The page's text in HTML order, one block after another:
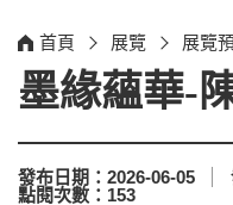
首頁 展覽 展覽
墨緣蘊華-
發布日期： 2026-06-05
點閱次數： 153